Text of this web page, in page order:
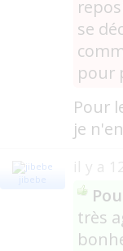
se
pour
Pour
je
jibebe
il y a
très